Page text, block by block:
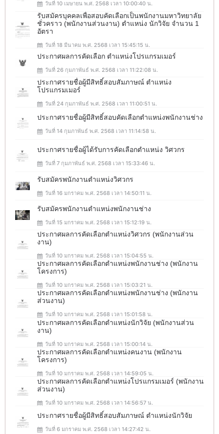
วันที่ 10 เมษายน พ.ศ. 2568 เวลา 10:00:40 น.
รับสมัครบุคคลเพื่อสอบคัดเลือกเป็นพนักงานมหาวิทยาลัย
ชั่วคราว (พนักงานส่วนงาน) ตำแหน่ง นักวิจัย จำนวน 1
อัตรา
วันที่ 18 มีนาคม พ.ศ. 2568 เวลา 15:45:15 น.
ประกาศผลการคัดเลือก ตำแหน่งโปรแกรมเมอร์
วันที่ 26 กุมภาพันธ์ พ.ศ. 2568 เวลา 11:22:08 น.
ประกาศรายชื่อผู้มีสิทธิ์สอบสัมภาษณ์ ตำแหน่ง
โปรแกรมเมอร์
วันที่ 24 กุมภาพันธ์ พ.ศ. 2568 เวลา 11:00:51 น.
ประกาศรายชื่อผู้มีสิทธิ์สอบคัดเลือกตำแหน่งพนักงานช่าง
วันที่ 14 กุมภาพันธ์ พ.ศ. 2568 เวลา 11:14:58 น.
ประกาศรายชื่อผู้ได้รับการคัดเลือกตำแหน่ง วิศวกร
วันที่ 7 กุมภาพันธ์ พ.ศ. 2568 เวลา 15:33:46 น.
รับสมัครพนักงานตำแหน่งวิศวกร
วันที่ 16 มกราคม พ.ศ. 2568 เวลา 14:50:11 น.
รับสมัครพนักงานตำแหน่งพนักงานช่าง
วันที่ 15 มกราคม พ.ศ. 2568 เวลา 15:12:19 น.
ประกาศผลการคัดเลือกตำแหน่งวิศวกร (พนักงานส่วน
งาน)
วันที่ 10 มกราคม พ.ศ. 2568 เวลา 15:04:55 น.
ประกาศผลการคัดเลือกตำแหน่งพนักงานช่าง (พนักงาน
โครงการ)
วันที่ 10 มกราคม พ.ศ. 2568 เวลา 15:03:21 น.
ประกาศผลการคัดเลือกตำแหน่งพนักงานช่าง (พนักงาน
ส่วนงาน)
วันที่ 10 มกราคม พ.ศ. 2568 เวลา 15:01:58 น.
ประกาศผลการคัดเลือกตำแหน่งนักวิจัย (พนักงานส่วน
งาน)
วันที่ 10 มกราคม พ.ศ. 2568 เวลา 15:00:14 น.
ประกาศผลการคัดเลือกตำแหน่งคนงาน (พนักงาน
โครงการ)
วันที่ 10 มกราคม พ.ศ. 2568 เวลา 14:59:05 น.
ประกาศผลการคัดเลือกตำแหน่งโปรแกรมเมอร์ (พนักงาน
ส่วนงาน)
วันที่ 10 มกราคม พ.ศ. 2568 เวลา 14:56:57 น.
ประกาศรายชื่อผู้มีสิทธิ์สอบสัมภาษณ์ ตำแหน่งนักวิจัย
วันที่ 6 มกราคม พ.ศ. 2568 เวลา 14:27:42 น.